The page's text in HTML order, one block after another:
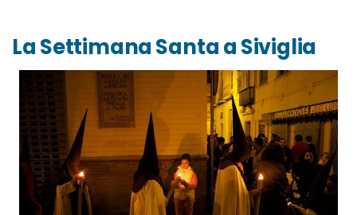
La Settimana Santa a Siviglia